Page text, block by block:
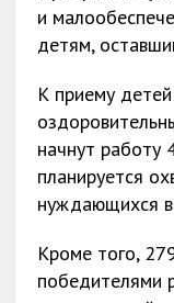
и
детям,
К приему
начнут работу
планируется
нуждающихся
Кроме того,
победителями